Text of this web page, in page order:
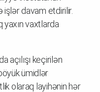
işlər davam etdirilir.
yaxın vaxtlarda
açılışı keçirilən
ümidlər
olaraq layihənin hər